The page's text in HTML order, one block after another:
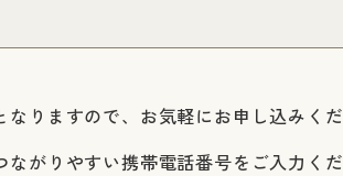
なりますので、お気軽にお申し込みくだ
ながりやすい携帯電話番号をご入力くだ